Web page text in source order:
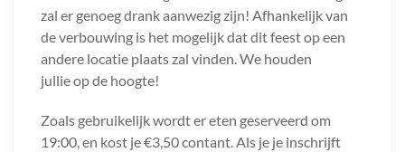
zal er genoeg drank aanwezig zijn! Afhankelijk van
de verbouwing is het mogelijk dat dit feest op een
andere locatie plaats zal vinden. We houden
jullie op de hoogte!
Zoals gebruikelijk wordt er eten geserveerd om
19:00, en kost je €3,50 contant. Als je je inschrijft